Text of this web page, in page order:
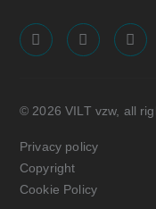
© 2026 VILT vzw, all
Privacy policy
Copyright
Cookie Policy